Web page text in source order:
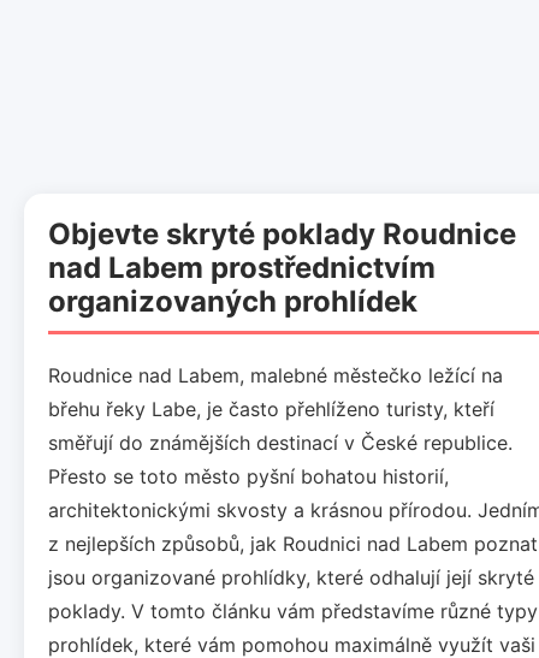
Objevte skryté poklady Roudnice
nad Labem prostřednictvím
organizovaných prohlídek
Roudnice nad Labem, malebné městečko ležící na
břehu řeky Labe, je často přehlíženo turisty, kteří
směřují do známějších destinací v České republice.
Přesto se toto město pyšní bohatou historií,
architektonickými skvosty a krásnou přírodou.
z nejlepších způsobů, jak Roudnici nad Labem
jsou organizované prohlídky, které odhalují její skryté
poklady. V tomto článku vám představíme různé typy
prohlídek, které vám pomohou maximálně využít vaši